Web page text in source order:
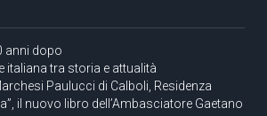
anni dopo
italiana tra storia e attualità
Paulucci di Calboli, Residenza
il nuovo libro dell’Ambasciatore Gaetano